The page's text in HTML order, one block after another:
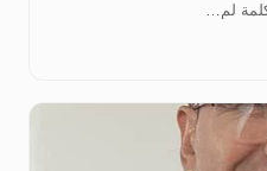
كلمة لم…